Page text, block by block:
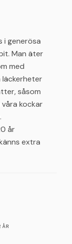
i generösa
Man äter
med
läckerheter
såsom
kockar
år
extra
ÅR